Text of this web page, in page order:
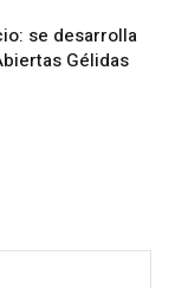
se desarrolla
Gélidas